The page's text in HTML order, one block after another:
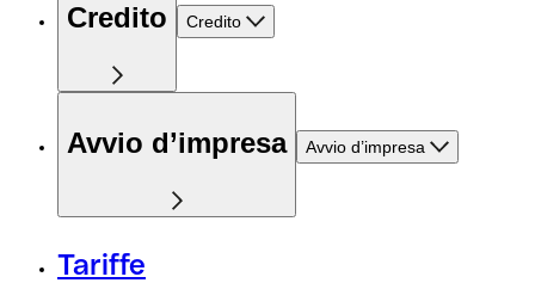
Credito Credito
Avvio d’impresa Avvio d’impresa
Tariffe